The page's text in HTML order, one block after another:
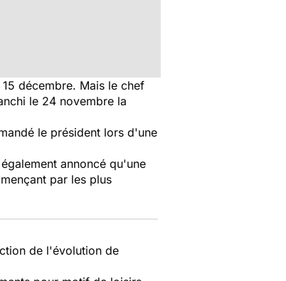
décembre. Mais le chef
le 24 novembre la
le président lors d'une
annoncé qu'une
par les plus
de l'évolution de